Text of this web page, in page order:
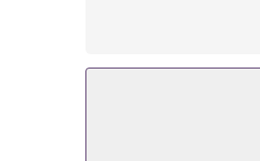
Päätä päiväsi